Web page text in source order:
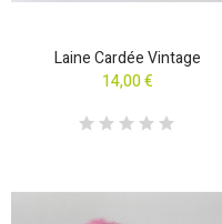
Laine Cardée Vintage
14,00 €